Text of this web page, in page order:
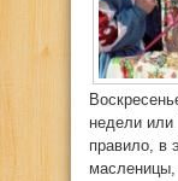
недели или
правило, в